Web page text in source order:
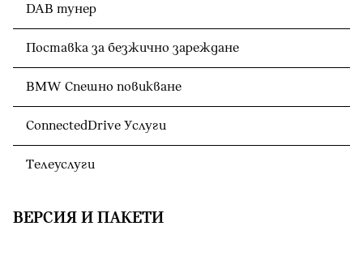
DAB тунер
Поставка за безжично зареждане
BMW Спешно повикване
ConnectedDrive Услуги
Телеуслуги
ВЕРСИЯ И ПАКЕТИ